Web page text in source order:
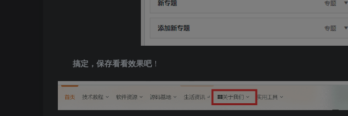
搞定，保存看看效果吧！